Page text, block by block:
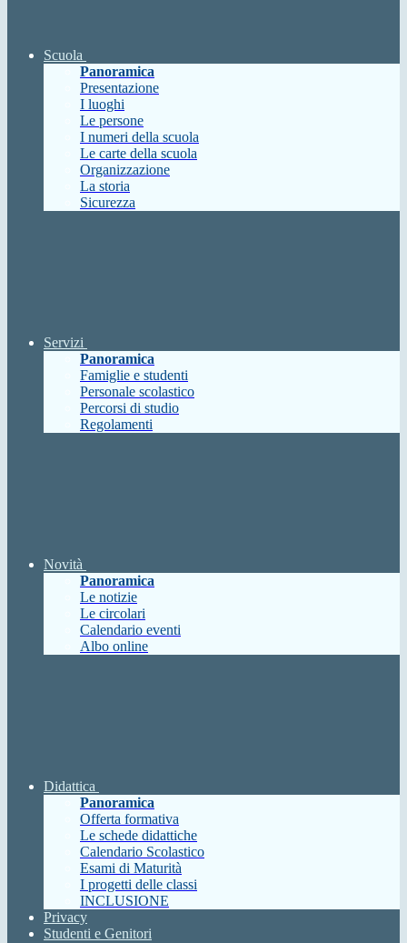
Scuola
Panoramica
Presentazione
I luoghi
Le persone
I numeri della scuola
Le carte della scuola
Organizzazione
La storia
Sicurezza
Servizi
Panoramica
Famiglie e studenti
Personale scolastico
Percorsi di studio
Regolamenti
Novità
Panoramica
Le notizie
Le circolari
Calendario eventi
Albo online
Didattica
Panoramica
Offerta formativa
Le schede didattiche
Calendario Scolastico
Esami di Maturità
I progetti delle classi
INCLUSIONE
Privacy
Studenti e Genitori